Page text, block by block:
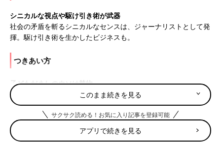
シニカルな視点や駆け引き術が武器
社会の矛盾を斬るシニカルなセンスは、ジャーナリストとして発
揮。駆け引き術を生かしたビジネスも。
つきあい方
子どもだましのウソは禁物
ドキっとするような鋭い指摘をすることも。子どもだましのウソ
は通用しないので、常に本音でつき合いましょう。
このまま続きを見る
サクサク読める！お気に入り記事を登録可能
アプリで続きを見る